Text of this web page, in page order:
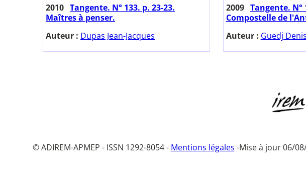
2010 Tangente. N° 133. p. 23-23.
Maîtres à penser.
Auteur : Dupas Jean-Jacques
2009 Tangente. N°
Compostelle de
Auteur : Guedj Denis
© ADIREM-APMEP - ISSN 1292-8054 - Mentions légales -Mise à jour 06/